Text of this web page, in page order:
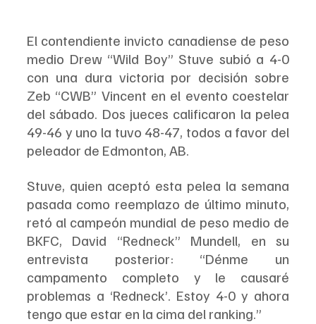
El contendiente invicto canadiense de peso
medio Drew “Wild Boy” Stuve subió a 4-0
con una dura victoria por decisión sobre
Zeb “CWB” Vincent en el evento coestelar
del sábado. Dos jueces calificaron la pelea
49-46 y uno la tuvo 48-47, todos a favor del
peleador de Edmonton, AB.
Stuve, quien aceptó esta pelea la semana
pasada como reemplazo de último minuto,
retó al campeón mundial de peso medio de
BKFC, David “Redneck” Mundell, en su
entrevista posterior: “Dénme un
campamento completo y le causaré
problemas a ‘Redneck’. Estoy 4-0 y ahora
tengo que estar en la cima del ranking.”